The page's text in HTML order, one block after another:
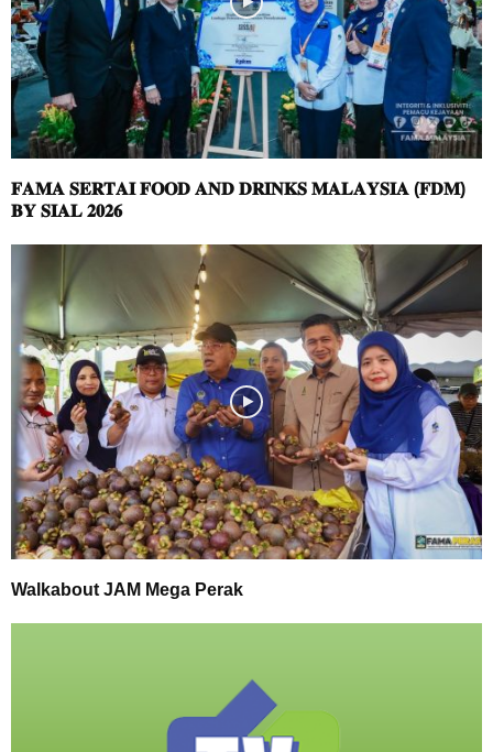
𝐅𝐀𝐌𝐀 𝐒𝐄𝐑𝐓𝐀𝐈 𝐅𝐎𝐎𝐃 𝐀𝐍𝐃 𝐃𝐑𝐈𝐍𝐊𝐒 𝐌𝐀𝐋𝐀𝐘𝐒𝐈𝐀 (𝐅𝐃𝐌)
𝐁𝐘 𝐒𝐈𝐀𝐋 𝟐𝟎𝟐𝟔
Walkabout JAM Mega Perak